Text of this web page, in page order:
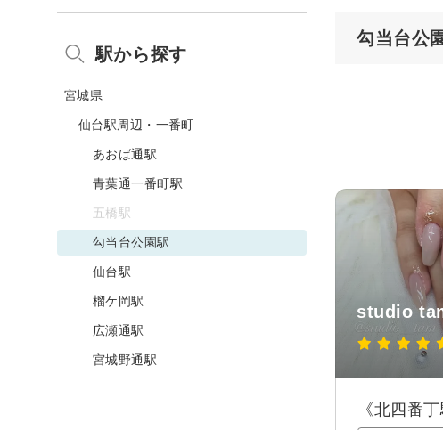
勾当台公
studio
《北四番
駅から探す
宮城県
仙台駅周辺・一番町
あおば通駅
青葉通一番町駅
五橋駅
勾当台公園駅
仙台駅
榴ケ岡駅
広瀬通駅
宮城野通駅